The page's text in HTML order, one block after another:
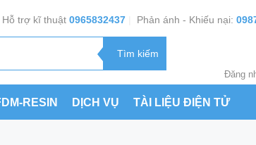
Hỗ trợ kĩ thuật 0965832437| Phản ánh - Khiếu nại:
Đăng
RESIN DỊCH VỤ TÀI LIỆU ĐIỆN TỬ